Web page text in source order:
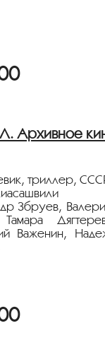
бежит из
пленных
на природе.
плёнки 35 мм
в
Архивное
триллер,
Збруев,
Важенин,
роуд-муви по